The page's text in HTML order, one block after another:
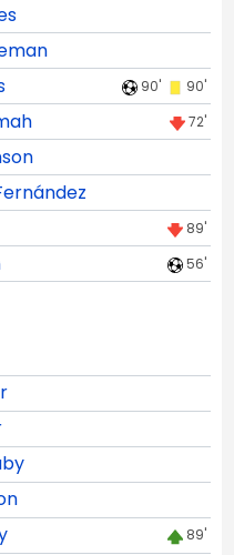
90' 90'
72'
89'
56'
89'